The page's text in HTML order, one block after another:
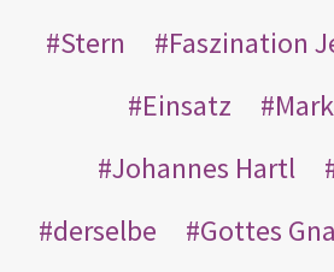
Stern
Faszination
Einsatz
Johannes Hartl
derselbe
Gottes